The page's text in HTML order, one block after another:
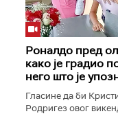
Роналдо пред
како је градио
него што је
Гласине да би
Родригез овог